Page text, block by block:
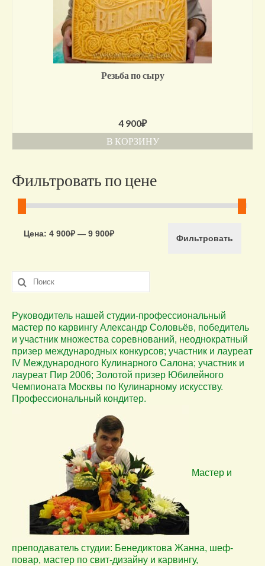
Резьба по сыру
4 900₽
В КОРЗИНУ
Фильтровать по цене
Минимальная
Максимальная
Фильтровать
Цена: 4 900₽ — 9 900₽
Искать:
Руководитель нашей студии-профессиональный
мастер по карвингу Александр Соловьёв, победитель
и участник множества соревнований, неоднократный
призер международных конкурсов; участник и лауреат
IV Международного Кулинарного Салона; участник и
лауреат Пир 2006; Золотой призер Юбилейного
Чемпионата Москвы по Кулинарному искусству.
Профессиональный кондитер.
Мастер и
преподаватель студии: Бенедиктова Жанна, шеф-
повар, мастер по свит-дизайну и карвингу,